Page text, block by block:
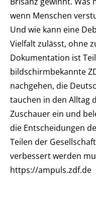
wenn Menschen
Und wie kann eine
Vielfalt zulässt, ohne
Dokumentation ist
bildschirmbekannte
nachgehen, die
tauchen in den Alltag
Zuschauer ein und
die Entscheidungen
Teilen der
verbessert werden
https://ampuls.zdf.de